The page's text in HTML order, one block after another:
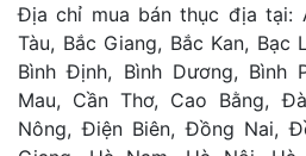
Địa chỉ mua bán thục địa tại:
Tàu, Bắc Giang, Bắc Kan, Bạc
Bình Định, Bình Dương, Bình
Mau, Cần Thơ, Cao Bằng,
Nông, Điện Biên, Đồng Nai,